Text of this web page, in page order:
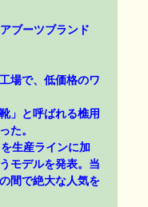
ブーツブランド
場で、低価格のワ
」と呼ばれる樵用
た。
生産ラインに加
モデルを発表。当
間で絶大な人気を